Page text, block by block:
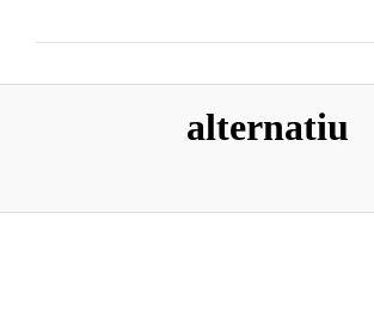
alternatiu